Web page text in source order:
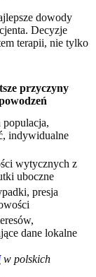
dowody
Decyzje
terapii, nie tylko
przyczyny
populacja,
indywidualne
wytycznych z
uboczne
presja
dane lokalne
w polskich